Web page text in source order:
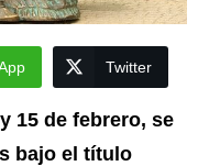
Twitter
15 de febrero, se
bajo el título